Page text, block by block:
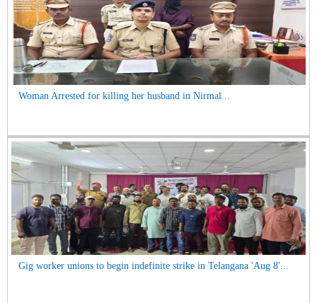
Woman Arrested for killing her husband in Nirmal...
Gig worker unions to begin indefinite strike in Telangana 'Aug 8'...